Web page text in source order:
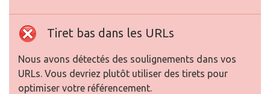
Tiret bas dans les URLs
Nous avons détectés des soulignements dans vos
URLs. Vous devriez plutôt utiliser des tirets pour
optimiser votre référencement.